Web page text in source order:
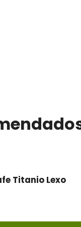
Titanio Lexo